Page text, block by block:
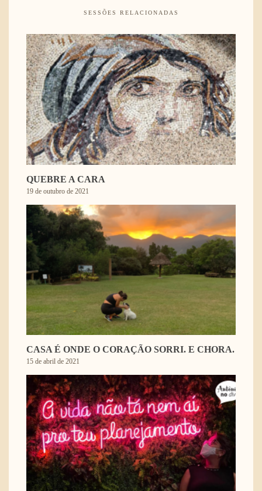
SESSÕES RELACIONADAS
QUEBRE A CARA
19 de outubro de 2021
CASA É ONDE O CORAÇÃO SORRI. E CHORA.
15 de abril de 2021